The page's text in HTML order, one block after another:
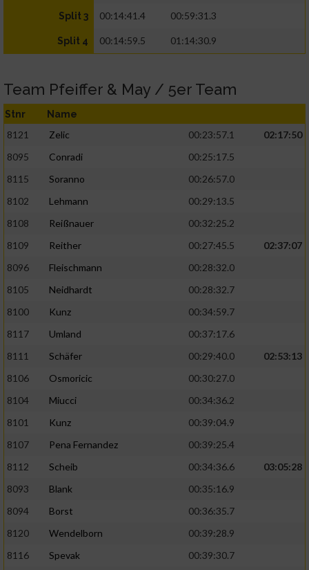
Split 3 00:14:41.4 00:59:31.3
Split 4 00:14:59.5 01:14:30.9
Team Pfeiffer & May / 5er Team
Stnr Name
8121 Zelic 00:23:57.1
02:17:50
8095
Conradi
00:25:17.5
8115
Soranno
00:26:57.0
8102
Lehmann
00:29:13.5
8108
Reißnauer
00:32:25.2
8109
Reither 00:27:45.5
02:37:07
8096
Fleischmann
00:28:32.0
8105
Neidhardt
00:28:32.7
8100
Kunz
00:34:59.7
8117
Umland
00:37:17.6
8111
Schäfer 00:29:40.0
02:53:13
8106
Osmoricic
00:30:27.0
8104
Miucci
00:34:36.2
8101
Kunz
00:39:04.9
8107
Pena Fernandez
00:39:25.4
8112
Scheib 00:34:36.6
03:05:28
8093
Blank
00:35:16.9
8094
Borst
00:36:35.7
8120
Wendelborn
00:39:28.9
8116
Spevak 00:39:30.7